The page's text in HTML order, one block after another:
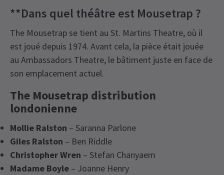
**Dans quel théâtre est Mousetrap ?
The Mousetrap se tient au St. Martins Theatre, où il
est joué depuis 1974. Avant cela, la pièce était jouée
au Ambassadors Theatre, le bâtiment juste en face de
son emplacement actuel.
The Mousetrap distribution
londonienne
Mollie Ralston – Saranna Parlone
Giles Ralston – Ben Riddle
Christopher Wren – Stefan Chanyaem
Madame Boyle – Joanne Henry